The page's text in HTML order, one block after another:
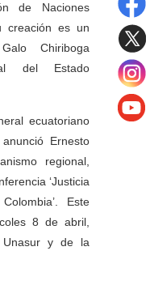
de Naciones
creación es un
Chiriboga
del Estado
ecuatoriano
Ernesto
regional,
‘Justicia
Este
8 de abril,
y de la